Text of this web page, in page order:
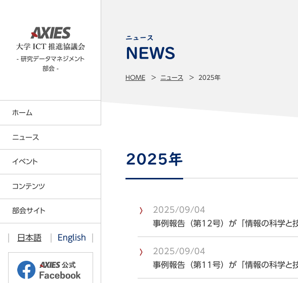
- 研究データマネジメント
部会 -
ホーム
ニュース
イベント
コンテンツ
部会サイト CIO部会
ITベンチマーキング部会
情報教育部会
オープンソース技術部会
日本語 English
ニュース
HOME ニュース 2025年
2025年
2025/09/04
事例報告（第12号）が「情報の科学
2025/09/04
事例報告（第11号）が「情報の科学